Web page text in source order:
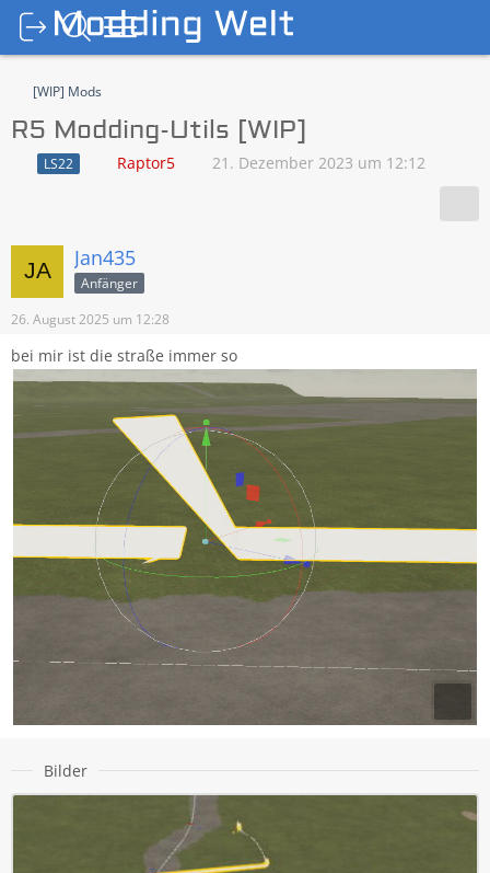
[WIP] Mods
R5 Modding-Utils [WIP]
LS22 Raptor5 21. Dezember 2023 um 12:12
Jan435
Anfänger
26. August 2025 um 12:28
bei mir ist die straße immer so
Bilder